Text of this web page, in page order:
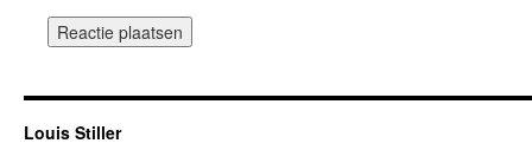
Louis Stiller